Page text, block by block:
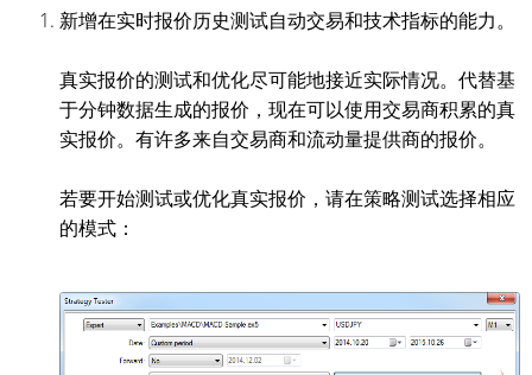
新增在实时报价历史测试自动交易和技术指标的能力。
真实报价的测试和优化尽可能地接近实际情况。代替基
于分钟数据生成的报价，现在可以使用交易商积累的真
实报价。有许多来自交易商和流动量提供商的报价。
若要开始测试或优化真实报价，请在策略测试选择相应
的模式：